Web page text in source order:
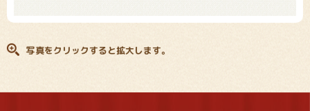
写真をクリックすると拡大します。